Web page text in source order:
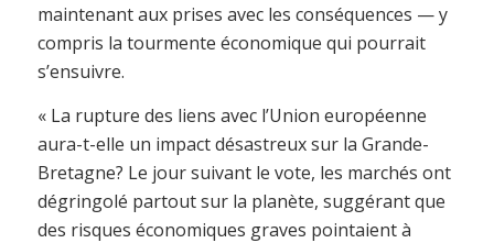
maintenant aux prises avec les conséquences — y
compris la tourmente économique qui pourrait
s’ensuivre.
« La rupture des liens avec l’Union européenne
aura-t-elle un impact désastreux sur la Grande-
Bretagne? Le jour suivant le vote, les marchés ont
dégringolé partout sur la planète, suggérant que
des risques économiques graves pointaient à